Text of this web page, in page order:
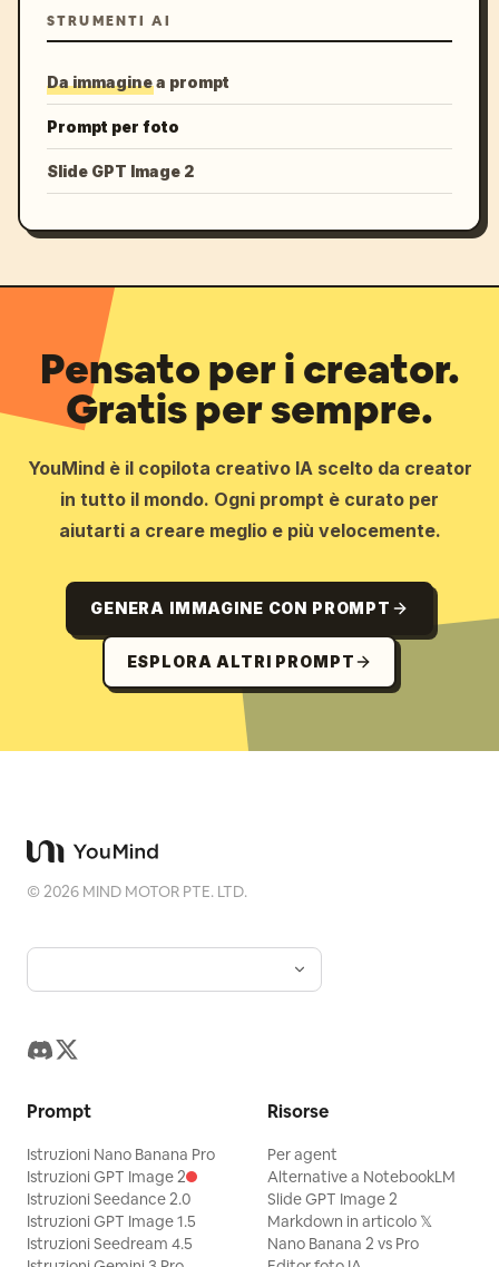
STRUMENTI AI
Da immagine a prompt
Prompt per foto
Slide GPT Image 2
Pensato per i creator.
Gratis per sempre.
YouMind è il copilota creativo IA scelto da creator
in tutto il mondo. Ogni prompt è curato per
aiutarti a creare meglio e più velocemente.
GENERA IMMAGINE CON PROMPT
ESPLORA ALTRI PROMPT
©2026 MIND MOTOR PTE. LTD.
Prompt
Istruzioni Nano Banana Pro
Istruzioni GPT Image 2
Istruzioni Seedance 2.0
Istruzioni GPT Image 1.5
Istruzioni Seedream 4.5
Risorse
Per agent
Alternative a NotebookLM
Slide GPT Image 2
Markdown in articolo 𝕏
Nano Banana 2 vs Pro